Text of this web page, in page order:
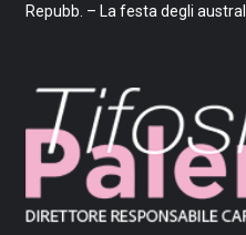
Repubb. – La festa degli